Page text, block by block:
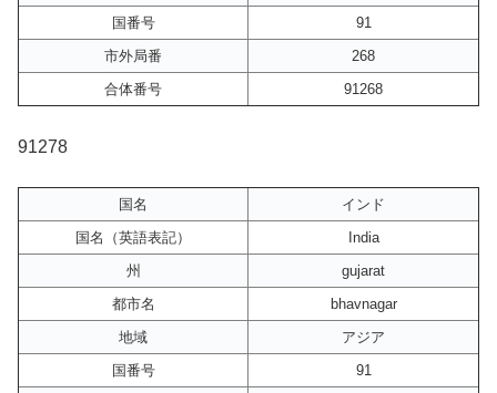
国番号
91
市外局番
268
合体番号
91268
91278
国名
インド
国名（英語表記）
India
州
gujarat
都市名
bhavnagar
地域
アジア
国番号
91